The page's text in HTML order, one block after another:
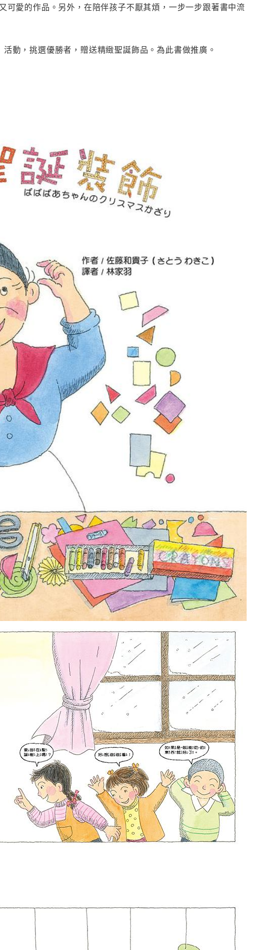
愛的作品。另外，在陪伴孩子不厭其煩，一步一步跟著書中流
，挑選優勝者，贈送精緻聖誕飾品。為此書做推廣。